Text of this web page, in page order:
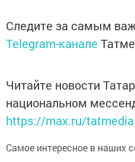
Следите за самым
Telegram-канале
Читайте новости
национальном
https://max.ru/tatmedia
Самое интересное в наших